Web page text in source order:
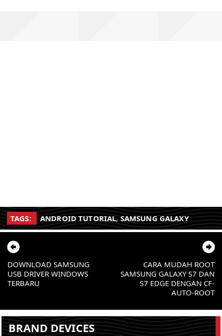
TAGS: ANDROID TUTORIAL, SAMSUNG GALAXY
CARA MUDAH ROOT
SAMSUNG GALAXY S7 DAN
S7 EDGE DENGAN CF-
AUTO-ROOT
DOWNLOAD SAMSUNG
USB DRIVER WINDOWS
TERBARU
BRAND DEVICES